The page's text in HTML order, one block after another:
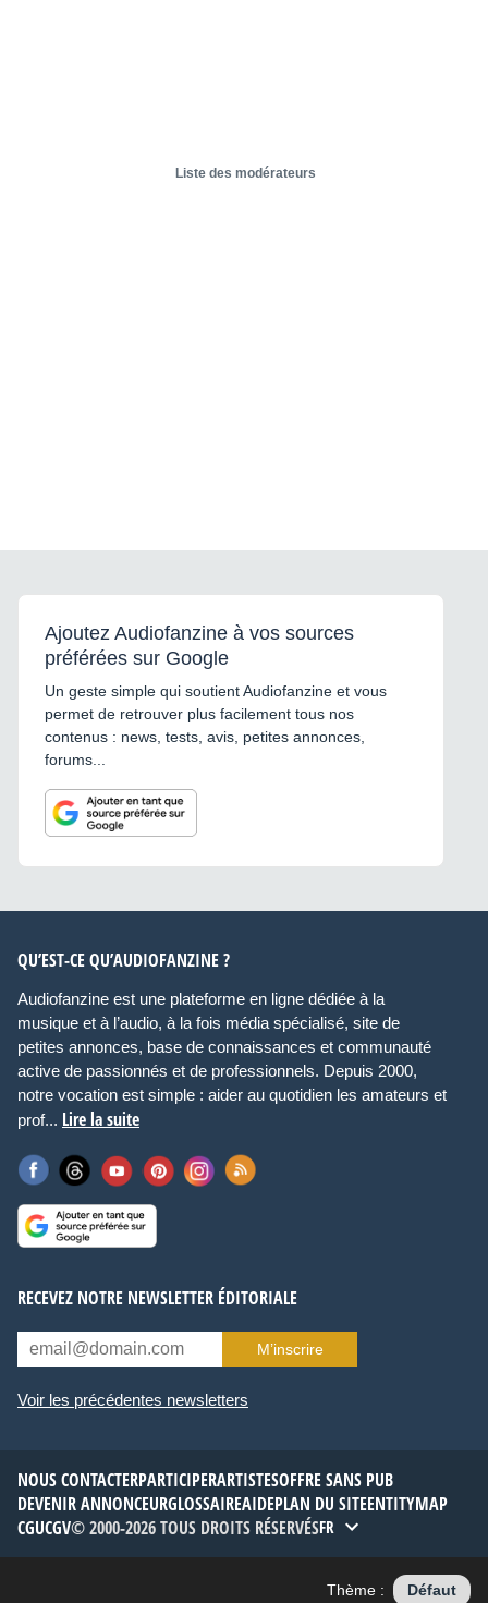
Liste des modérateurs
Ajoutez Audiofanzine à vos sources
préférées sur Google
Un geste simple qui soutient Audiofanzine et vous
permet de retrouver plus facilement tous nos
contenus : news, tests, avis, petites annonces,
forums...
QU’EST-CE QU’AUDIOFANZINE ?
Audiofanzine est une plateforme en ligne dédiée à la
musique et à l’audio, à la fois média spécialisé, site de
petites annonces, base de connaissances et communauté
active de passionnés et de professionnels. Depuis 2000,
notre vocation est simple : aider au quotidien les amateurs et
prof... Lire la suite
RECEVEZ NOTRE NEWSLETTER ÉDITORIALE
M’inscrire
Voir les précédentes newsletters
NOUS CONTACTERPARTICIPERARTISTESOFFRE SANS PUB
DEVENIR ANNONCEURGLOSSAIREAIDEPLAN DU SITEENTITYMAP
CGUCGV© 2000-2026 TOUS DROITS RÉSERVÉSFR
Thème : Défaut